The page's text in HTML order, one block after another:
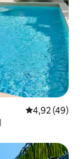
4,92 (49)